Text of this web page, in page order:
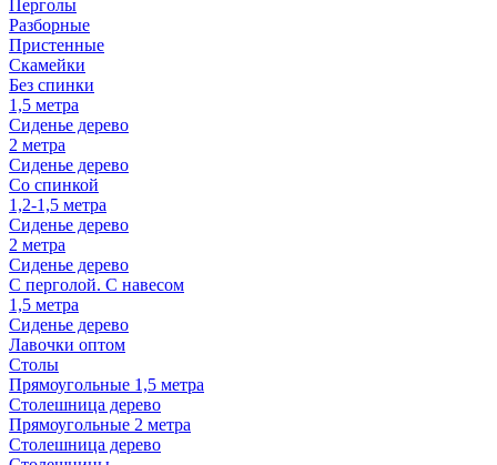
Перголы
Разборные
Пристенные
Скамейки
Без спинки
1,5 метра
Сиденье дерево
2 метра
Сиденье дерево
Со спинкой
1,2-1,5 метра
Сиденье дерево
2 метра
Сиденье дерево
С перголой. С навесом
1,5 метра
Сиденье дерево
Лавочки оптом
Столы
Прямоугольные 1,5 метра
Столешница дерево
Прямоугольные 2 метра
Столешница дерево